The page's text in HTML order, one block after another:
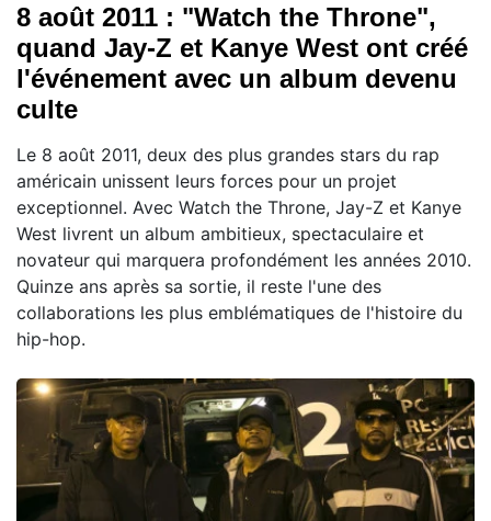
8 août 2011 : "Watch the Throne",
quand Jay-Z et Kanye West ont créé
l'événement avec un album devenu
culte
Le 8 août 2011, deux des plus grandes stars du rap
américain unissent leurs forces pour un projet
exceptionnel. Avec Watch the Throne, Jay-Z et Kanye
West livrent un album ambitieux, spectaculaire et
novateur qui marquera profondément les années 2010.
Quinze ans après sa sortie, il reste l'une des
collaborations les plus emblématiques de l'histoire du
hip-hop.